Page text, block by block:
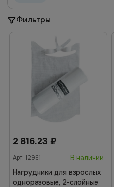
Фильтры
2 816.23 ₽
Арт. 12991
В наличии
Нагрудники для взрослых
одноразовые, 2-слойные